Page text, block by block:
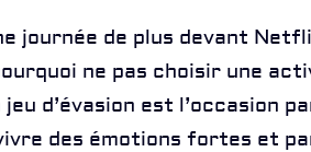
journée de plus devant
ne pas choisir une
d’évasion est l’occasion
des émotions fortes et